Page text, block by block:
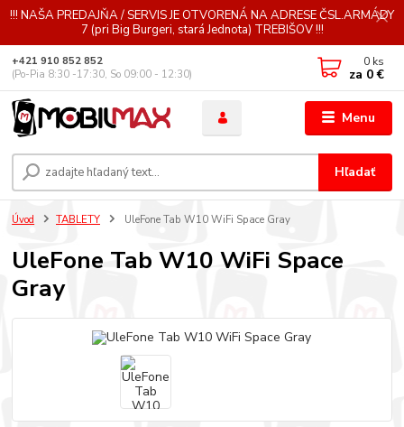
!!! NAŠA PREDAJŇA / SERVIS JE OTVORENÁ NA ADRESE ČSL.ARMÁDY
7 (pri Big Burgeri, stará Jednota) TREBIŠOV !!!
Menu
Hľadať
+421 910 852 852
(Po-Pia 8:30 -17:30, So 09:00 - 12:30)
0 ks
za 0 €
Úvod TABLETY UleFone Tab W10 WiFi Space Gray
UleFone Tab W10 WiFi Space
Gray